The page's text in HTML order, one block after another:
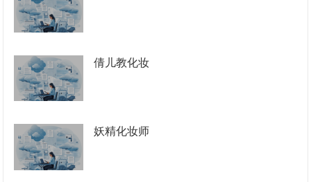
倩儿教化妆
妖精化妆师